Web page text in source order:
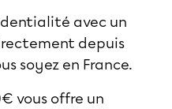
avec un
depuis
soyez en France.
vous offre un